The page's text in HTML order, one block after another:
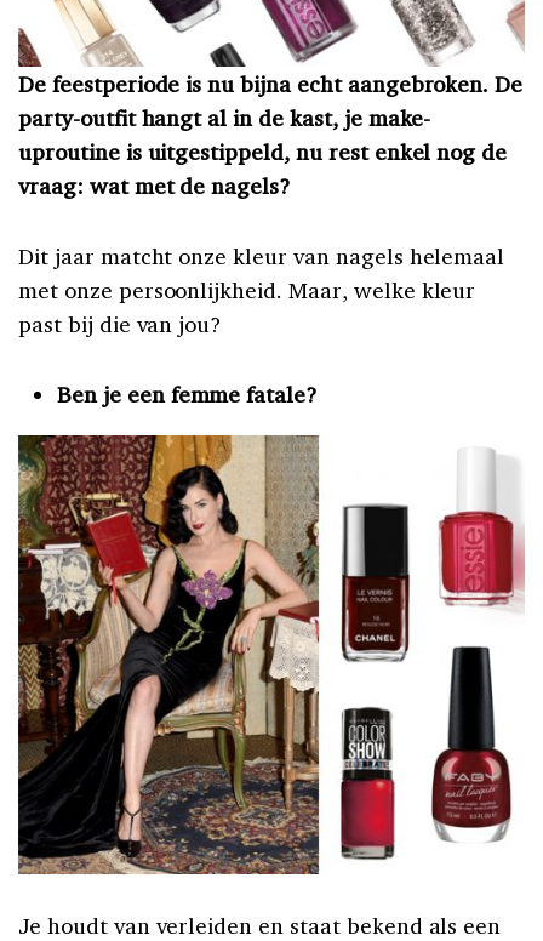
De feestperiode is nu bijna echt aangebroken. De
party-outfit hangt al in de kast, je make-
uproutine is uitgestippeld, nu rest enkel nog de
vraag: wat met de nagels?
Dit jaar matcht onze kleur van nagels helemaal
met onze persoonlijkheid. Maar, welke kleur
past bij die van jou?
Ben je een femme fatale?
Je houdt van verleiden en staat bekend als een